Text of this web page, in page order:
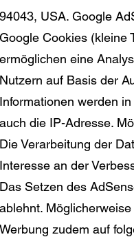
94043, USA. Google
Google Cookies (kleine
ermöglichen eine
Nutzern auf Basis der
Informationen werden
auch die IP-Adresse.
Die Verarbeitung der
Interesse an der
Das Setzen des
ablehnt.
Werbung zudem auf